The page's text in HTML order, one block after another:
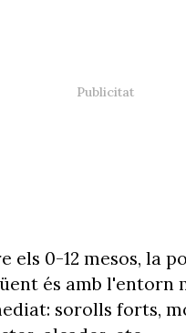
els 0-12 mesos, la
és amb l'entorn
sorolls forts,